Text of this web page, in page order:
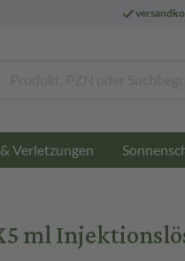
Verletzungen
ml